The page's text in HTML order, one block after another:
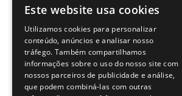
PORTUGUESE
ENGLISH
Este website usa cookies
Utilizamos cookies para personalizar
conteúdo, anúncios e analisar nosso
tráfego. Também compartilhamos
informações sobre o uso do nosso site com
nossos parceiros de publicidade e análise,
que podem combiná-las com outras